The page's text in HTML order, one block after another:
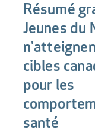
Résumé
Jeunes du
cibles
pour les
santé